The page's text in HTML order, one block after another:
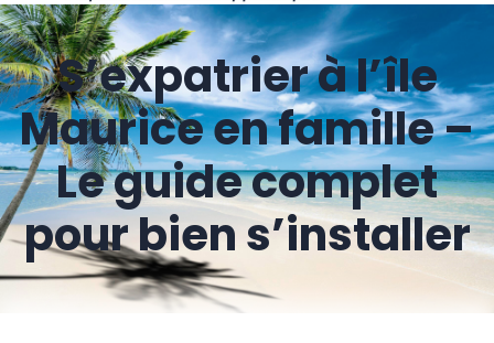
S’expatrier à l’île
Maurice en famille –
Le guide complet
pour bien s’installer